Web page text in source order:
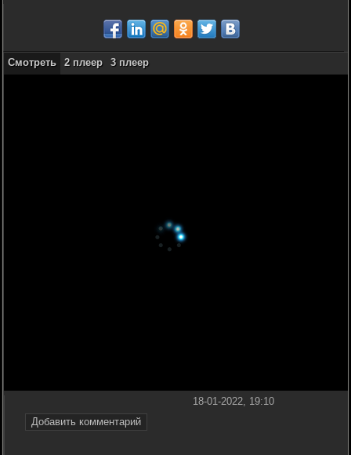
Смотреть 2 плеер 3 плеер
Добавить комментарий
18-01-2022, 19:10